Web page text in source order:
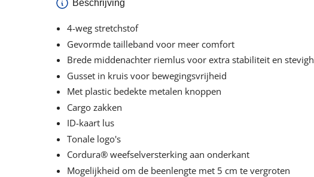
Beschrijving
4-weg stretchstof
Gevormde tailleband voor meer comfort
Brede middenachter riemlus voor extra stabiliteit en
Gusset in kruis voor bewegingsvrijheid
Met plastic bedekte metalen knoppen
Cargo zakken
ID-kaart lus
Tonale logo's
Cordura® weefselversterking aan onderkant
Mogelijkheid om de beenlengte met 5 cm te vergroten